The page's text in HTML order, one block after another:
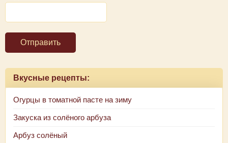
Отправить
Вкусные рецепты:
Огурцы в томатной пасте на зиму
Закуска из солёного арбуза
Арбуз солёный